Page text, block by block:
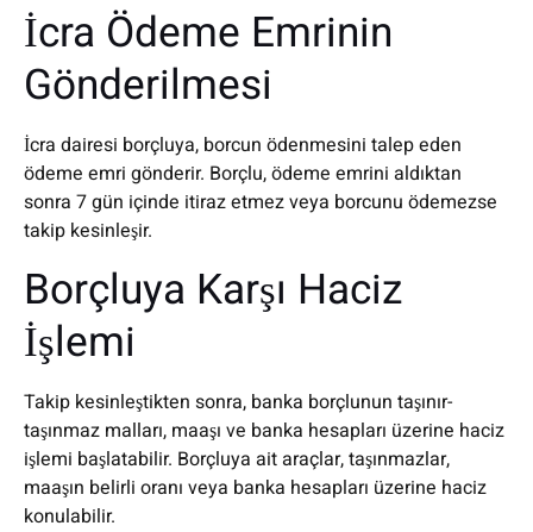
İcra Ödeme Emrinin
Gönderilmesi
İcra dairesi borçluya, borcun ödenmesini talep eden
ödeme emri gönderir. Borçlu, ödeme emrini aldıktan
sonra 7 gün içinde itiraz etmez veya borcunu ödemezse
takip kesinleşir.
Borçluya Karşı Haciz
İşlemi
Takip kesinleştikten sonra, banka borçlunun taşınır-
taşınmaz malları, maaşı ve banka hesapları üzerine haciz
işlemi başlatabilir. Borçluya ait araçlar, taşınmazlar,
maaşın belirli oranı veya banka hesapları üzerine haciz
konulabilir.